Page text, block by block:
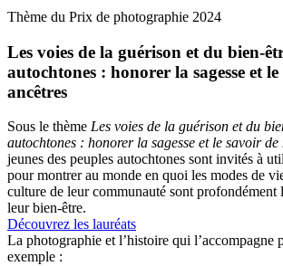
Thème du Prix de photographie 2024
Les voies de la guérison et du bien-
autochtones : honorer la sagesse et
ancêtres
Sous le thème Les voies de la guérison et du
autochtones : honorer la sagesse et le savoir de
jeunes des peuples autochtones sont invités à
pour montrer au monde en quoi les modes de
culture de leur communauté sont profondément
leur bien-être.
Découvrez les lauréats
La photographie et l’histoire qui l’accompagne
exemple :